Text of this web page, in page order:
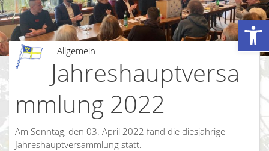
Werkzeugleiste öffnen
Allgemein
Jahreshauptversa
mmlung 2022
Am Sonntag, den 03. April 2022 fand die diesjährige
Jahreshauptversammlung statt.